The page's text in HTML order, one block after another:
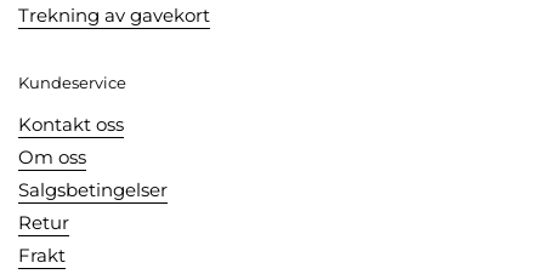
Trekning av gavekort
Kundeservice
Kontakt oss
Om oss
Salgsbetingelser
Retur
Frakt